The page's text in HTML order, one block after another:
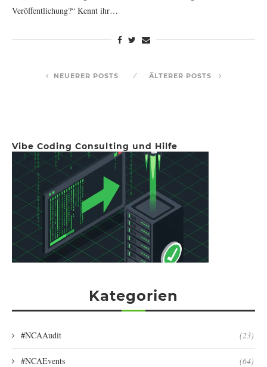
Veröffentlichung?“ Kennt ihr…
NEUERER POSTS ÄLTERER POSTS
Vibe Coding Consulting und Hilfe
Kategorien
#NCAAudit (23)
#NCAEvents (64)